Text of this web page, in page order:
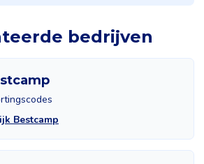
bedrijven
Bestcamp